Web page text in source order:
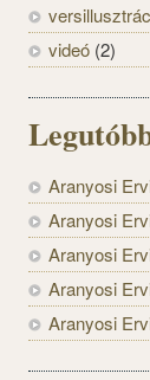
videó (2)
Aranyosi
Aranyosi
Aranyosi
Aranyosi
Aranyosi